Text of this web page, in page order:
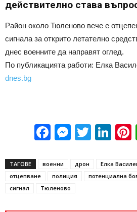
действително става
Район около Тюленово вече е
сигнала за открито летателно
днес военните да направят оглед.
По публикацията работи: Елка
dnes.bg
Facebook
ТАГОВЕ военни дрон Елка
отцепване
полиция потенциална
сигнал
Тюленово